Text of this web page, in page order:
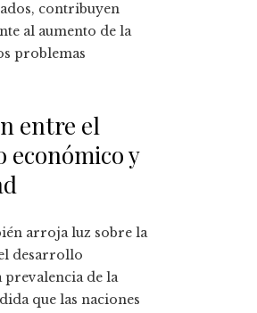
contribuyen
al aumento de la
problemas
entre el
económico y
arroja luz sobre la
desarrollo
de la
que las naciones